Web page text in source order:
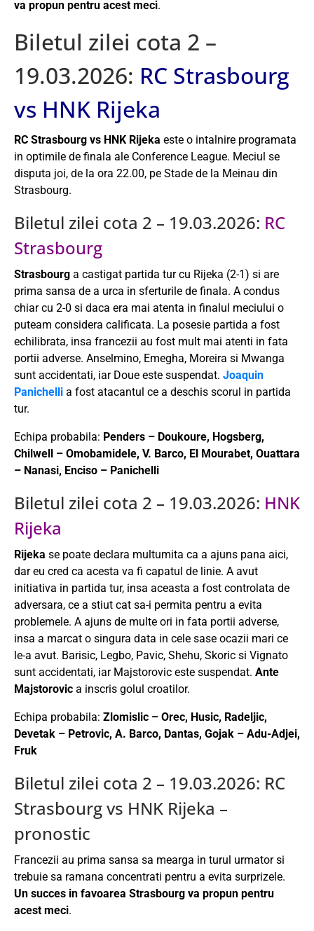
va propun pentru acest meci.
Biletul zilei cota 2 –
19.03.2026: RC Strasbourg
vs HNK Rijeka
RC Strasbourg vs HNK Rijeka este o intalnire programata
in optimile de finala ale Conference League. Meciul se
disputa joi, de la ora 22.00, pe Stade de la Meinau din
Strasbourg.
Biletul zilei cota 2 – 19.03.2026: RC
Strasbourg
Strasbourg a castigat partida tur cu Rijeka (2-1) si are
prima sansa de a urca in sferturile de finala. A condus
chiar cu 2-0 si daca era mai atenta in finalul meciului o
puteam considera calificata. La posesie partida a fost
echilibrata, insa francezii au fost mult mai atenti in fata
portii adverse. Anselmino, Emegha, Moreira si Mwanga
sunt accidentati, iar Doue este suspendat. Joaquin
Panichelli a fost atacantul ce a deschis scorul in partida
tur.
Echipa probabila: Penders – Doukoure, Hogsberg,
Chilwell – Omobamidele, V. Barco, El Mourabet, Ouattara
– Nanasi, Enciso – Panichelli
Biletul zilei cota 2 – 19.03.2026: HNK
Rijeka
Rijeka se poate declara multumita ca a ajuns pana aici,
dar eu cred ca acesta va fi capatul de linie. A avut
initiativa in partida tur, insa aceasta a fost controlata de
adversara, ce a stiut cat sa-i permita pentru a evita
problemele. A ajuns de multe ori in fata portii adverse,
insa a marcat o singura data in cele sase ocazii mari ce
le-a avut. Barisic, Legbo, Pavic, Shehu, Skoric si Vignato
sunt accidentati, iar Majstorovic este suspendat. Ante
Majstorovic a inscris golul croatilor.
Echipa probabila: Zlomislic – Orec, Husic, Radeljic,
Devetak – Petrovic, A. Barco, Dantas, Gojak – Adu-Adjei,
Fruk
Biletul zilei cota 2 – 19.03.2026: RC
Strasbourg vs HNK Rijeka –
pronostic
Francezii au prima sansa sa mearga in turul urmator si
trebuie sa ramana concentrati pentru a evita surprizele.
Un succes in favoarea Strasbourg va propun pentru
acest meci.